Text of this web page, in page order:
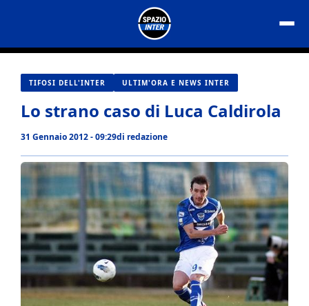
contenuto
TIFOSI DELL'INTER ULTIM'ORA E NEWS INTER
Lo strano caso di Luca Caldirola
31 Gennaio 2012 - 09:29di redazione